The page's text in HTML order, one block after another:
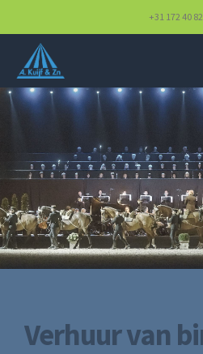
+31 172 40
Verhuur van